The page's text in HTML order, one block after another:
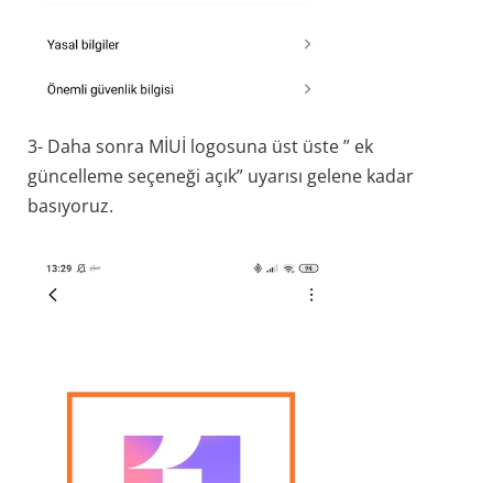
3- Daha sonra MİUİ logosuna üst üste ” ek
güncelleme seçeneği açık” uyarısı gelene kadar
basıyoruz.